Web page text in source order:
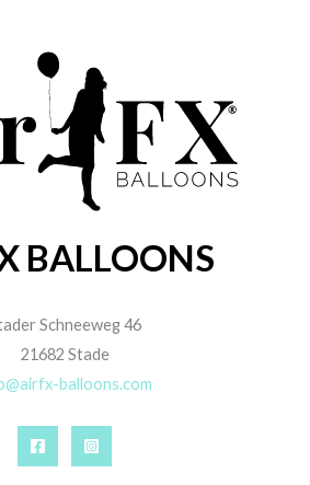
BALLOONS
Schneeweg 46
21682 Stade
balloons.com